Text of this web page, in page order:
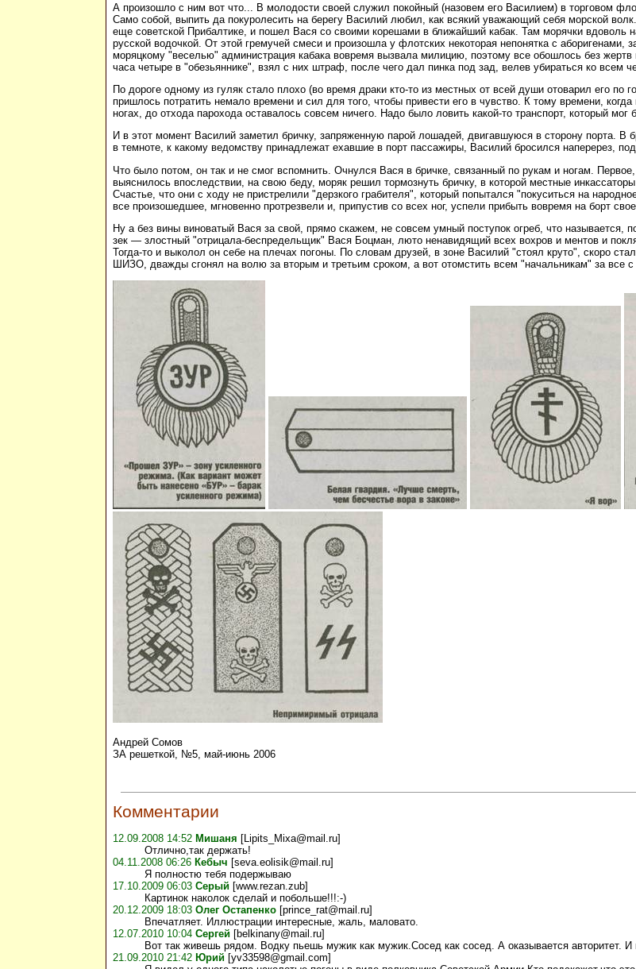
А произошло с ним вот что... В молодости своей служил покойный (назовем его Василием) в торговом
Само собой, выпить да покуролесить на берегу Василий любил, как всякий уважающий себя морской
еще советской Прибалтике, и пошел Вася со своими корешами в ближайший кабак. Там морячки вдоволь
русской водочкой. От этой гремучей смеси и произошла у флотских некоторая непонятка с
моряцкому "веселью" администрация кабака вовремя вызвала милицию, поэтому все обошлось без
часа четыре в "обезьяннике", взял с них штраф, после чего дал пинка под зад, велев убираться ко всем
По дороге одному из гуляк стало плохо (во время драки кто-то из местных от всей души отоварил его по
пришлось потратить немало времени и сил для того, чтобы привести его в чувство. К тому времени,
ногах, до отхода парохода оставалось совсем ничего. Надо было ловить какой-то транспорт, который
И в этот момент Василий заметил бричку, запряженную парой лошадей, двигавшуюся в сторону порта. В
в темноте, к какому ведомству принадлежат ехавшие в порт пассажиры, Василий бросился наперерез,
Что было потом, он так и не смог вспомнить. Очнулся Вася в бричке, связанный по рукам и ногам.
выяснилось впоследствии, на свою беду, моряк решил тормознуть бричку, в которой местные
Счастье, что они с ходу не пристрелили "дерзкого грабителя", который попытался "покуситься на
все произошедшее, мгновенно протрезвели и, припустив со всех ног, успели прибыть вовремя на борт
Ну а без вины виноватый Вася за свой, прямо скажем, не совсем умный поступок огреб, что
зек — злостный "отрицала-беспредельщик" Вася Боцман, люто ненавидящий всех вохров и ментов и
Тогда-то и выколол он себе на плечах погоны. По словам друзей, в зоне Василий "стоял круто", скоро
ШИЗО, дважды сгонял на волю за вторым и третьим сроком, а вот отомстить всем "начальникам" за все
Андрей Сомов
ЗА решеткой, №5, май-июнь 2006
Комментарии
12.09.2008 14:52 Мишаня [Lipits_Mixa@mail.ru]
Отлично,так держать!
04.11.2008 06:26 Кебыч [seva.eolisik@mail.ru]
Я полностю тебя подержываю
17.10.2009 06:03 Серый [www.rezan.zub]
Картинок наколок сделай и побольше!!!:-)
20.12.2009 18:03 Олег Остапенко [prince_rat@mail.ru]
Впечатляет. Иллюстрации интересные, жаль, маловато.
12.07.2010 10:04 Сергей [belkinany@mail.ru]
Вот так живешь рядом. Водку пьешь мужик как мужик.Сосед как сосед. А оказывается авторитет.
21.09.2010 21:42 Юрий [yv33598@gmail.com]